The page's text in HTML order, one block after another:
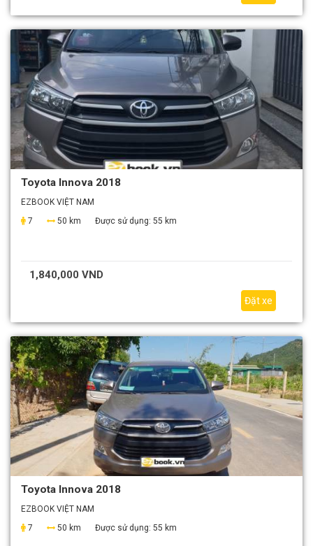
Toyota Innova 2018
EZBOOK VIỆT NAM
7
50 km Được sử dụng: 55 km
1,840,000 VND
Đặt xe
Toyota Innova 2018
EZBOOK VIỆT NAM
7
50 km Được sử dụng: 55 km